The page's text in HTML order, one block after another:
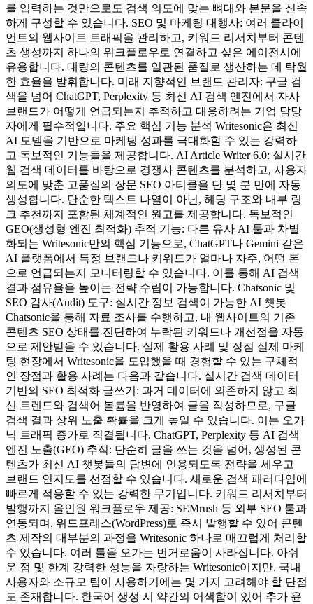
를 입력하는 것만으로도 검색 의도에 맞는 뼈대와 본문을 신속
하게 구성할 수 있습니다. SEO 및 마케팅 대행사: 여러 클라이
언트의 웹사이트 트래픽을 관리하고, 키워드 리서치부터 콘텐
츠 생성까지 하나의 워크플로우로 연결하고 싶은 에이전시에
유용합니다. 대량의 콘텐츠를 일관된 품질로 생산하는 데 탁월
한 효율을 발휘합니다. 미래 지향적인 브랜드 관리자: 구글 검
색을 넘어 ChatGPT, Perplexity 등 최신 AI 검색 엔진에서 자사
브랜드가 어떻게 언급되는지 추적하고 대응하려는 기업 담당
자에게 필수적입니다. 주요 핵심 기능 분석 Writesonic은 최신
AI 모델을 기반으로 마케팅 성과를 극대화할 수 있는 강력하
고 독보적인 기능들을 제공합니다. AI Article Writer 6.0: 실시간
웹 검색 데이터를 바탕으로 경쟁사 콘텐츠를 분석하고, 사용자
의도에 맞춘 고품질의 장문 SEO 아티클을 단 몇 분 만에 자동
생성합니다. 단순한 텍스트 나열이 아닌, 헤딩 구조와 내부 링
크 추천까지 포함된 체계적인 원고를 제공합니다. 독보적인
GEO(생성형 엔진 최적화) 추적 기능: 다른 유사 AI 툴과 차별
화되는 Writesonic만의 핵심 기능으로, ChatGPT나 Gemini 같은
AI 플랫폼에서 특정 브랜드나 키워드가 얼마나 자주, 어떤 톤
으로 언급되는지 모니터링할 수 있습니다. 이를 통해 AI 검색
결과 점유율을 높이는 전략 수립이 가능합니다. Chatsonic 및
SEO 감사(Audit) 도구: 실시간 정보 검색이 가능한 AI 챗봇
Chatsonic을 통해 자료 조사를 수행하고, 내 웹사이트의 기존
콘텐츠 SEO 상태를 진단하여 누락된 키워드나 개선점을 자동
으로 제안받을 수 있습니다. 실제 활용 사례 및 장점 실제 마케
팅 현장에서 Writesonic을 도입했을 때 경험할 수 있는 구체적
인 장점과 활용 사례는 다음과 같습니다. 실시간 검색 데이터
기반의 SEO 최적화 글쓰기: 과거 데이터에 의존하지 않고 최
신 트렌드와 검색어 볼륨을 반영하여 글을 작성하므로, 구글
검색 결과 상위 노출 확률을 크게 높일 수 있습니다. 이는 오가
닉 트래픽 증가로 직결됩니다. ChatGPT, Perplexity 등 AI 검색
엔진 노출(GEO) 추적: 단순히 글을 쓰는 것을 넘어, 생성된 콘
텐츠가 최신 AI 챗봇들의 답변에 인용되도록 전략을 세우고
브랜드 인지도를 선점할 수 있습니다. 새로운 검색 패러다임에
빠르게 적응할 수 있는 강력한 무기입니다. 키워드 리서치부터
발행까지 올인원 워크플로우 제공: SEMrush 등 외부 SEO 툴과
연동되며, 워드프레스(WordPress)로 즉시 발행할 수 있어 콘텐
츠 제작의 대부분의 과정을 Writesonic 하나로 매끄럽게 처리할
수 있습니다. 여러 툴을 오가는 번거로움이 사라집니다. 아쉬
운 점 및 한계 강력한 성능을 자랑하는 Writesonic이지만, 국내
사용자와 소규모 팀이 사용하기에는 몇 가지 고려해야 할 단점
도 존재합니다. 한국어 생성 시 약간의 어색함이 있어 추가 윤